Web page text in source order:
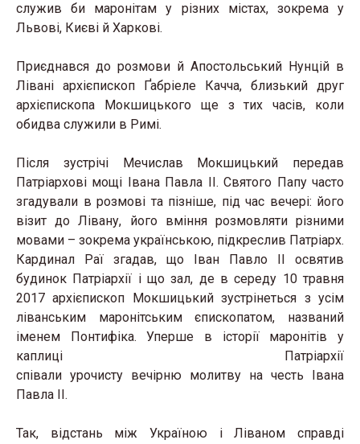
служив би маронітам у різних містах, зокрема у
Львові, Києві й Харкові.
Приєднався до розмови й Апостольський Нунцій в
Лівані архієпископ Ґабріеле Качча, близький друг
архієпископа Мокшицького ще з тих часів, коли
обидва служили в Римі.
Після зустрічі Мечислав Мокшицький передав
Патріархові мощі Івана Павла ІІ. Святого Папу часто
згадували в розмові та пізніше, під час вечері: його
візит до Лівану, його вміння розмовляти різними
мовами – зокрема українською, підкреслив Патріарх.
Кардинал Раї згадав, що Іван Павло ІІ освятив
будинок Патріархії і що зал, де в середу 10 травня
2017 архієпископ Мокшицький зустрінеться з усім
ліванським маронітським єпископатом, названий
іменем Понтифіка. Уперше в історії маронітів у
каплиці Патріархії
співали урочисту вечірню молитву на честь Івана
Павла ІІ.
Так, відстань між Україною і Ліваном справді